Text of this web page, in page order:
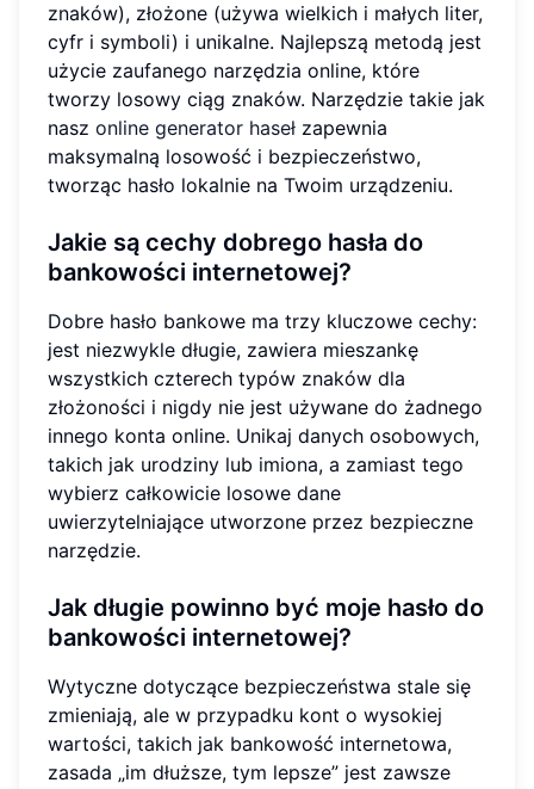
znaków), złożone (używa wielkich i małych liter,
cyfr i symboli) i unikalne. Najlepszą metodą jest
użycie zaufanego narzędzia online, które
tworzy losowy ciąg znaków. Narzędzie takie jak
nasz online generator haseł zapewnia
maksymalną losowość i bezpieczeństwo,
tworząc hasło lokalnie na Twoim urządzeniu.
Jakie są cechy dobrego hasła do
bankowości internetowej?
Dobre hasło bankowe ma trzy kluczowe cechy:
jest niezwykle długie, zawiera mieszankę
wszystkich czterech typów znaków dla
złożoności i nigdy nie jest używane do żadnego
innego konta online. Unikaj danych osobowych,
takich jak urodziny lub imiona, a zamiast tego
wybierz całkowicie losowe dane
uwierzytelniające utworzone przez bezpieczne
narzędzie.
Jak długie powinno być moje hasło do
bankowości internetowej?
Wytyczne dotyczące bezpieczeństwa stale się
zmieniają, ale w przypadku kont o wysokiej
wartości, takich jak bankowość internetowa,
zasada „im dłuższe, tym lepsze” jest zawsze